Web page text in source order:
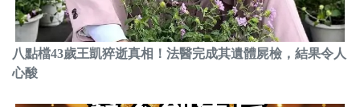
八點檔43歲王凱猝逝真相！法醫完成其遺體屍檢，結果令人
心酸